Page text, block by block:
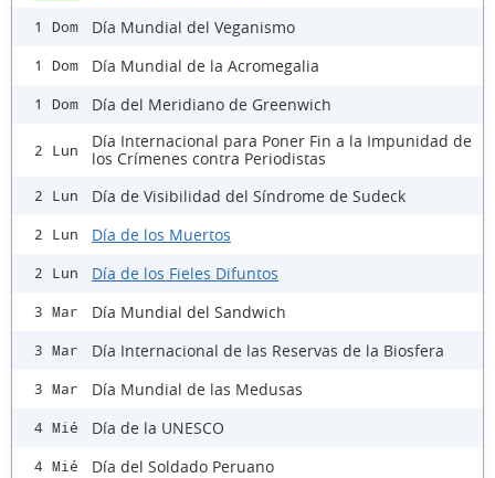
1 Dom Día Mundial del Veganismo
1 Dom Día Mundial de la Acromegalia
1 Dom Día del Meridiano de Greenwich
2 Lun
Día Internacional para Poner Fin a la Impunidad de
los Crímenes contra Periodistas
2 Lun Día de Visibilidad del Síndrome de Sudeck
2 Lun Día de los Muertos
2 Lun Día de los Fieles Difuntos
3 Mar Día Mundial del Sandwich
3 Mar Día Internacional de las Reservas de la Biosfera
3 Mar Día Mundial de las Medusas
4 Mié Día de la UNESCO
4 Mié Día del Soldado Peruano